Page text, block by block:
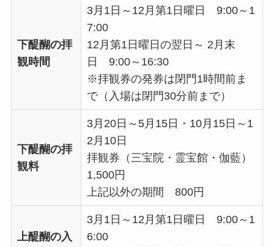
下醍醐の拝
観時間
3月1日～12月第1日曜日 9:00～1
7:00
12月第1日曜日の翌日～ 2月末
日 9:00～16:30
※拝観券の発券は閉門1時間前ま
で（入場は閉門30分前まで）
下醍醐の拝
観料
3月20日～5月15日・10月15日～1
2月10日
拝観券（三宝院・霊宝館・伽藍）
1,500円
上記以外の期間 800円
上醍醐の入
3月1日～12月第1日曜日 9:00～1
6:00